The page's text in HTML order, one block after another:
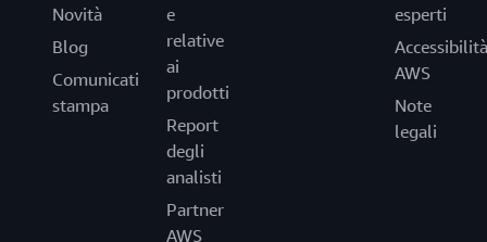
Novità
Blog
Comunicati
stampa
e
relative
ai
prodotti
Report
degli
analisti
Partner
AWS
esperti
Accessibilità
AWS
Note
legali